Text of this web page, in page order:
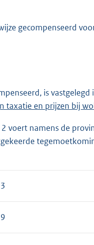
gecompenseerd
is vastgelegd
taxatie en prijzen bij
voert namens de